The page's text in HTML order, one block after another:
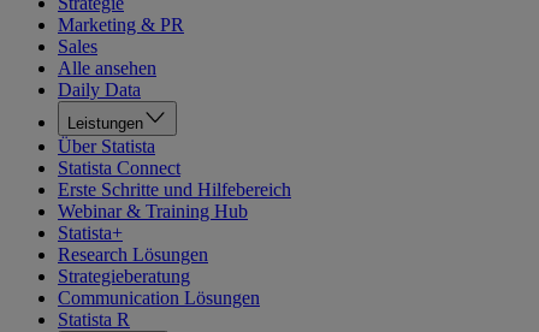
Marketing & PR
Sales
Alle ansehen
Daily Data
Leistungen
Über Statista
Statista Connect
Erste Schritte und Hilfebereich
Webinar & Training Hub
Statista+
Research Lösungen
Strategieberatung
Communication Lösungen
Statista R